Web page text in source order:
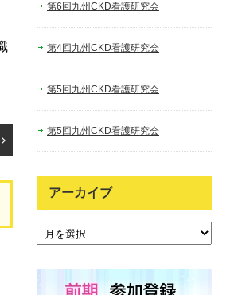
第6回九州CKD看護研究会
第4回九州CKD看護研究会
第5回九州CKD看護研究会
第5回九州CKD看護研究会
アーカイブ
アーカイブ